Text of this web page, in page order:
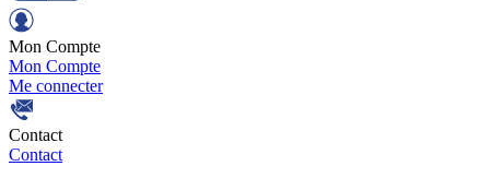
Mon Compte
Mon Compte
Me connecter
Contact
Contact